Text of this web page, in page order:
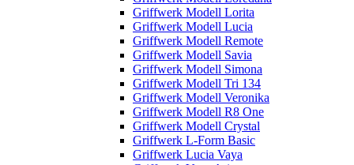
Griffwerk Modell Lorita
Griffwerk Modell Lucia
Griffwerk Modell Remote
Griffwerk Modell Savia
Griffwerk Modell Simona
Griffwerk Modell Tri 134
Griffwerk Modell Veronika
Griffwerk Modell R8 One
Griffwerk Modell Crystal
Griffwerk L-Form Basic
Griffwerk Lucia Vaya